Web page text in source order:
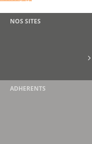
NOS SITES
ADHERENTS